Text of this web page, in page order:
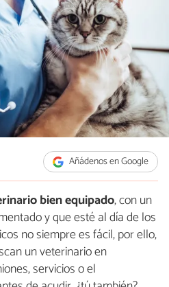
Añádenos en Google
bien equipado, con un
y que esté al día de los
no siempre es fácil, por ello,
un veterinario en
servicios o el